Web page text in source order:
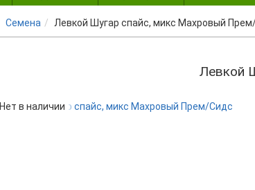
Семена Левкой Шугар спайс, микс Махровый
Левкой
Нет в наличии